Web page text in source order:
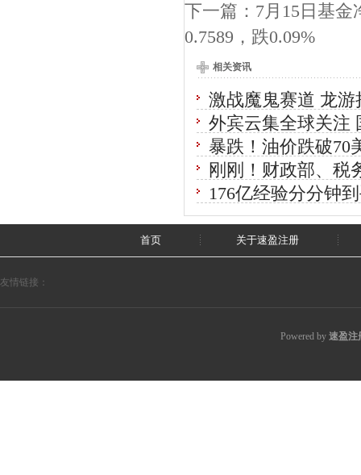
下一篇： 7月15日基金
0.7589，跌0.09%
相关资讯
激战魔鬼赛道 龙
外宾云集全球关注
暴跌！油价跌破70
刚刚！财政部、税
176亿经验分分钟
首页 关于速盈注册
友情链接：
Powered by 速盈注